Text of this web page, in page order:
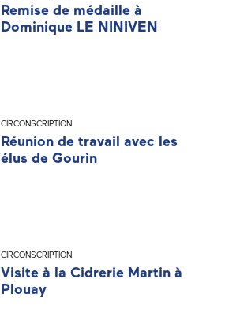
Remise de médaille à
Dominique LE NINIVEN
CIRCONSCRIPTION
Réunion de travail avec les
élus de Gourin
CIRCONSCRIPTION
Visite à la Cidrerie Martin à
Plouay